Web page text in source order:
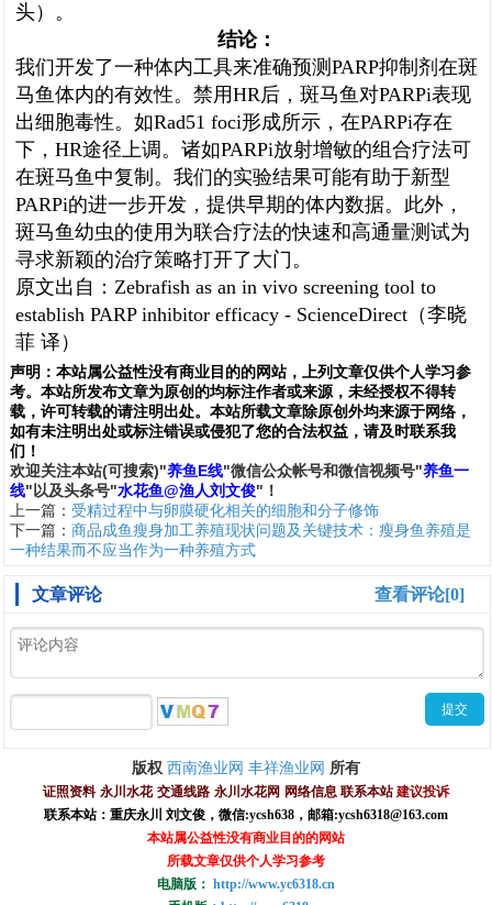
头）。
结论：
我们开发了一种体内工具来准确预测PARP抑制剂在斑
马鱼体内的有效性。禁用HR后，斑马鱼对PARPi表现
出细胞毒性。如Rad51 foci形成所示，在PARPi存在
下，HR途径上调。诸如PARPi放射增敏的组合疗法可
在斑马鱼中复制。我们的实验结果可能有助于新型
PARPi的进一步开发，提供早期的体内数据。此外，
斑马鱼幼虫的使用为联合疗法的快速和高通量测试为
寻求新颖的治疗策略打开了大门。
原文出自：Zebrafish as an in vivo screening tool to
establish PARP inhibitor efficacy - ScienceDirect（李晓
菲 译）
声明： 本站属公益性没有商业目的的网站，上列文章仅供个人学习参
考。本站所发布文章为原创的均标注作者或来源，未经授权不得转
载，许可转载的请注明出处。本站所载文章除原创外均来源于网络，
如有未注明出处或标注错误或侵犯了您的合法权益，请及时联系我
们 ！
欢迎关注本站(可搜索)"养鱼E线"微信公众帐号和微信视频号"养鱼一
线" 以及头条号"水花鱼@渔人刘文俊"！
上一篇： 受精过程中与卵膜硬化相关的细胞和分子修饰
下一篇： 商品成鱼瘦身加工养殖现状问题及关键技术：瘦身鱼养殖是
一种结果而不应当作为一种养殖方式
查看评论[0]
文章评论
版权 西南渔业网 丰祥渔业网 所有
证照资料 永川水花 交通线路 永川水花网 网络信息 联系本站 建议投诉
联系本站：重庆永川 刘文俊， 微信:ycsh638 ， 邮箱:ycsh6318@163.com
本站属公益性没有商业目的的网站
所载文章仅供个人学习参考
电脑版： http://www.yc6318.cn